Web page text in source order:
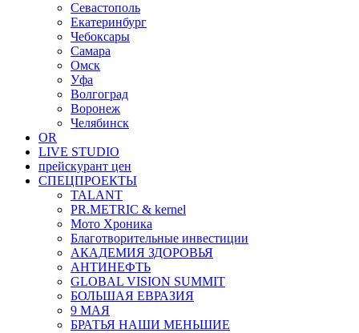
Севастополь
Екатеринбург
Чебоксары
Самара
Омск
Уфа
Волгоград
Воронеж
Челябинск
OR
LIVE STUDIO
прейскурант цен
СПЕЦПРОЕКТЫ
TALANT
PR.METRIC & kernel
Мото Хроника
Благотворительные инвестиции
АКАДЕМИЯ ЗДОРОВЬЯ
АНТИНЕФТЬ
GLOBAL VISION SUMMIT
БОЛЬШАЯ ЕВРАЗИЯ
9 МАЯ
БРАТЬЯ НАШИ МЕНЬШИЕ